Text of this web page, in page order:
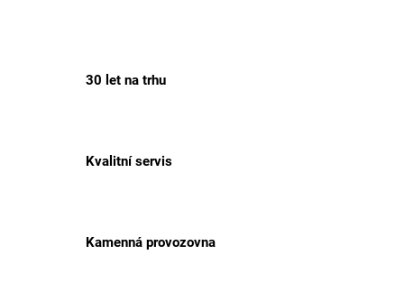
30 let na trhu
Kvalitní servis
Kamenná provozovna